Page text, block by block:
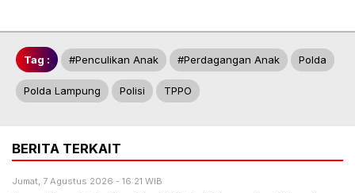
Tag : #penculikan Anak #perdagangan Anak Polda
Polda Lampung Polisi TPPO
BERITA TERKAIT
Jumat, 7 Agustus 2026 - 16:21 WIB